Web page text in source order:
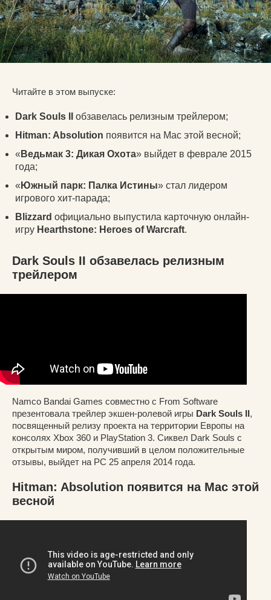
Читайте в этом выпуске:
Dark Souls II
обзавелась релизным трейлером;
Hitman: Absolution появится на Mac этой весной;
« Ведьмак 3: Дикая Охота» выйдет в феврале 2015
года;
« Южный парк: Палка Истины» стал лидером
игрового хит-парада;
Blizzard официально выпустила карточную онлайн-
игру Hearthstone: Heroes of Warcraft.
Dark Souls II обзавелась релизным
трейлером
Namco Bandai Games совместно с From Software
презентовала трейлер экшен-ролевой игры Dark Souls II,
посвященный релизу проекта на территории Европы на
консолях Xbox 360 и PlayStation 3. Сиквел Dark Souls с
открытым миром, получивший в целом положительные
отзывы, выйдет на PC 25 апреля 2014 года.
Hitman: Absolution появится на Mac этой
весной